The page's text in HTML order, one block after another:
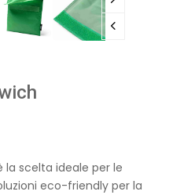
la scelta ideale per le
eco-friendly per la